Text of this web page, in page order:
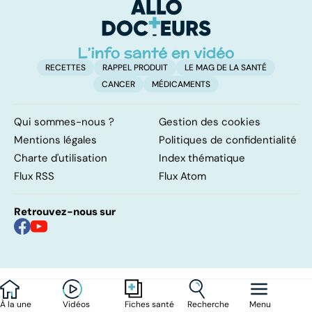
À la une Vidéos Fiches santé Recherche Menu
RECETTES RAPPEL PRODUIT
LE MAG DE LA SANTÉ
CANCER
MÉDICAMENTS
Qui sommes-nous ?
Gestion des cookies
Mentions légales
Politiques de confidentialité
Charte d'utilisation
Index thématique
Flux RSS
Flux Atom
Retrouvez-nous sur